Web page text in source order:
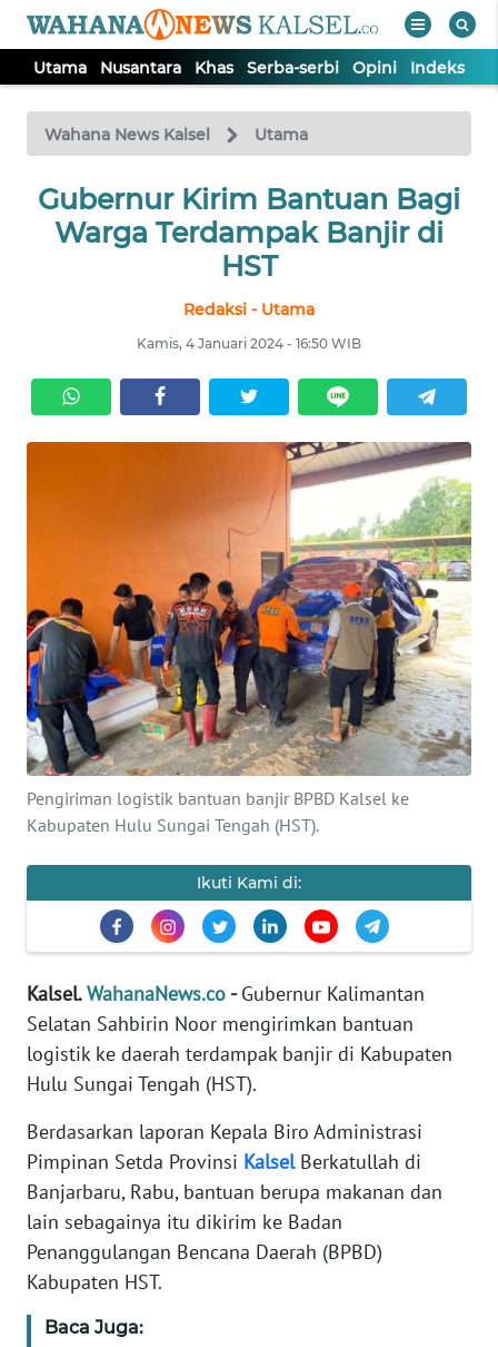
Utama Nusantara Khas Serba-serbi Opini Indeks
Wahana News Kalsel Utama
Gubernur Kirim Bantuan Bagi
Warga Terdampak Banjir di
HST
Redaksi - Utama
Kamis, 4 Januari 2024 - 16:50 WIB
Pengiriman logistik bantuan banjir BPBD Kalsel ke
Kabupaten Hulu Sungai Tengah (HST).
Ikuti Kami di:
Kalsel.WahanaNews.co -Gubernur Kalimantan
Selatan Sahbirin Noor mengirimkan bantuan
logistik ke daerah terdampak banjir di Kabupaten
Hulu Sungai Tengah (HST).
Berdasarkan laporan Kepala Biro Administrasi
Pimpinan Setda Provinsi KalselBerkatullah di
Banjarbaru, Rabu, bantuan berupa makanan dan
lain sebagainya itu dikirim ke Badan
Penanggulangan Bencana Daerah (BPBD)
Kabupaten HST.
Baca Juga:
TV
Tutup
UTAMA
SERBA-
SERBI
BERITA
KONTAK
KAMI
INFO
IKLAN
TENTANG
PEDOMAN
SIBER
REDAKSI
KARIR
DISCLAIMER
Wahana
News
Regional
WN